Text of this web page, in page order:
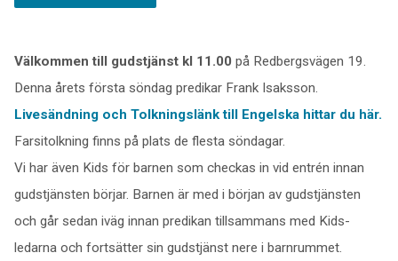
Välkommen till gudstjänst kl 11.00 på Redbergsvägen 19.
Denna årets första söndag predikar Frank Isaksson.
Livesändning och Tolkningslänk till Engelska hittar du här.
Farsitolkning finns på plats de flesta söndagar.
Vi har även Kids för barnen som checkas in vid entrén innan
gudstjänsten börjar. Barnen är med i början av gudstjänsten
och går sedan iväg innan predikan tillsammans med Kids-
ledarna och fortsätter sin gudstjänst nere i barnrummet.